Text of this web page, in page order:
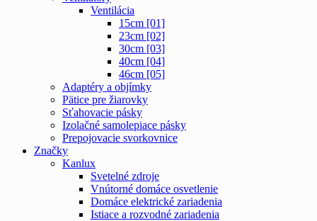
Ventilácia
15cm [01]
23cm [02]
30cm [03]
40cm [04]
46cm [05]
Adaptéry a objímky
Pätice pre žiarovky
Sťahovacie pásky
Izolačné samolepiace pásky
Prepojovacie svorkovnice
Značky
Kanlux
Svetelné zdroje
Vnútorné domáce osvetlenie
Domáce elektrické zariadenia
Istiace a rozvodné zariadenia